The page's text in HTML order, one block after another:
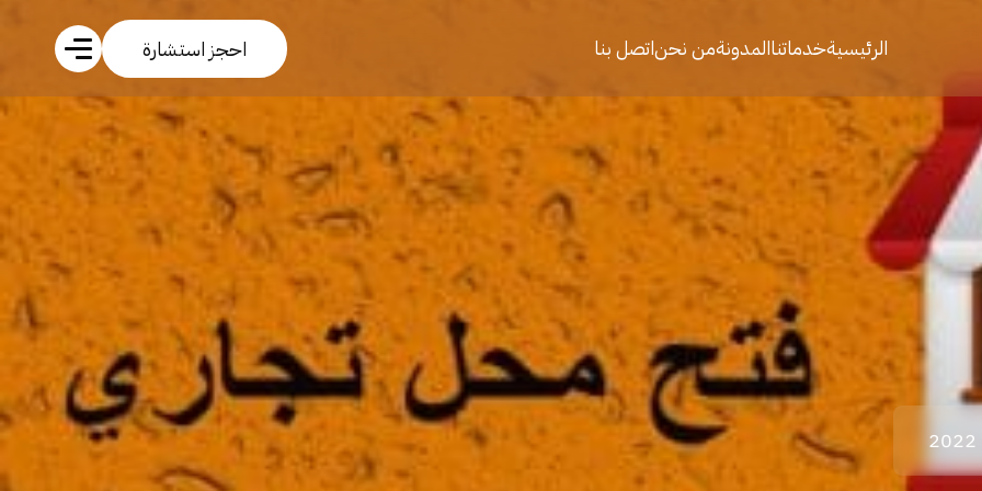
الرئيسيةخدماتناالمدونةمن نحناتصل بنا